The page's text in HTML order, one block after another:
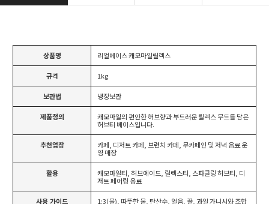
상품명 리얼베이스 캐모마일릴렉스
규격 1kg
보관법 냉장보관
제품정의
캐모마일의 편안한 허브향과 부드러운 릴렉스 무드를 담은
허브티 베이스입니다.
추천업장
카페, 디저트 카페, 브런치 카페, 무카페인 및 저녁 음료 운
영 매장
활용
캐모마일티, 허브에이드, 릴렉스티, 스파클링 허브티, 디
저트 페어링 음료
사용 가이드
1:3(물), 따뜻한 물, 탄산수, 얼음, 꿀, 과일 가니시와 조합